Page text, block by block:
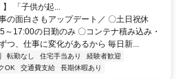
「子供が起...
の面白さもアップデート／ 〇土日祝休
17:00の日勤のみ 〇コンテナ積み込み・
つ、仕事に変化があるから 毎日新...
転勤なし 住宅手当あり
経験者歓迎
OK 交通費支給 長期休暇あり